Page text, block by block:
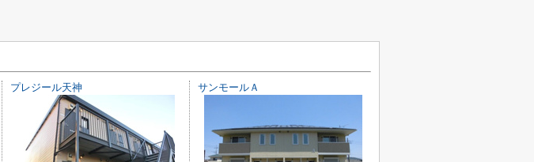
プレジール天神 サンモールＡ